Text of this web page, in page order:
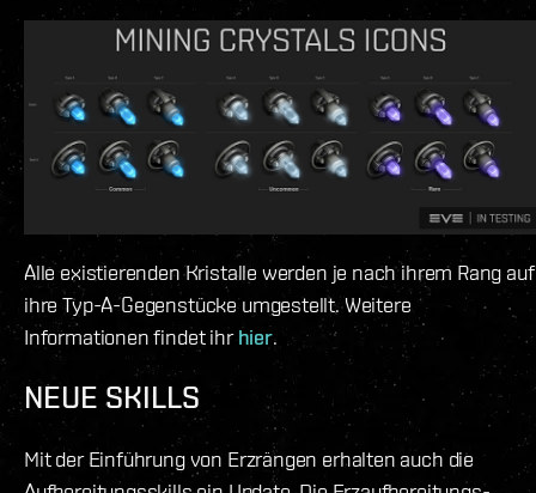
Alle existierenden Kristalle werden je nach ihrem Rang auf
ihre Typ-A-Gegenstücke umgestellt. Weitere
Informationen findet ihrhier.
NEUE SKILLS
Mit der Einführung von Erzrängen erhalten auch die